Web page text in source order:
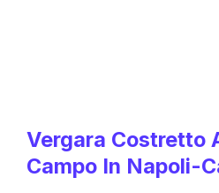
Vergara Costretto
Campo In Napoli-